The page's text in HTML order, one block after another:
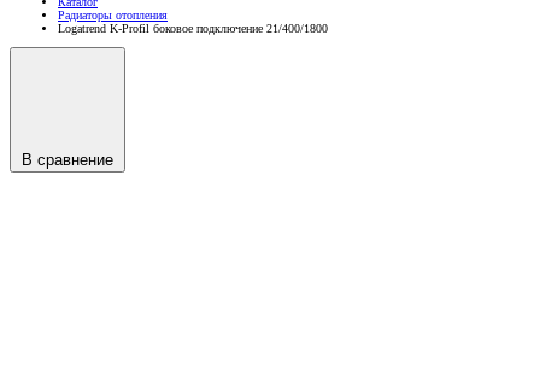
Радиаторы отопления
Logatrend K-Profil боковое подключение 21/400/1800
В сравнение